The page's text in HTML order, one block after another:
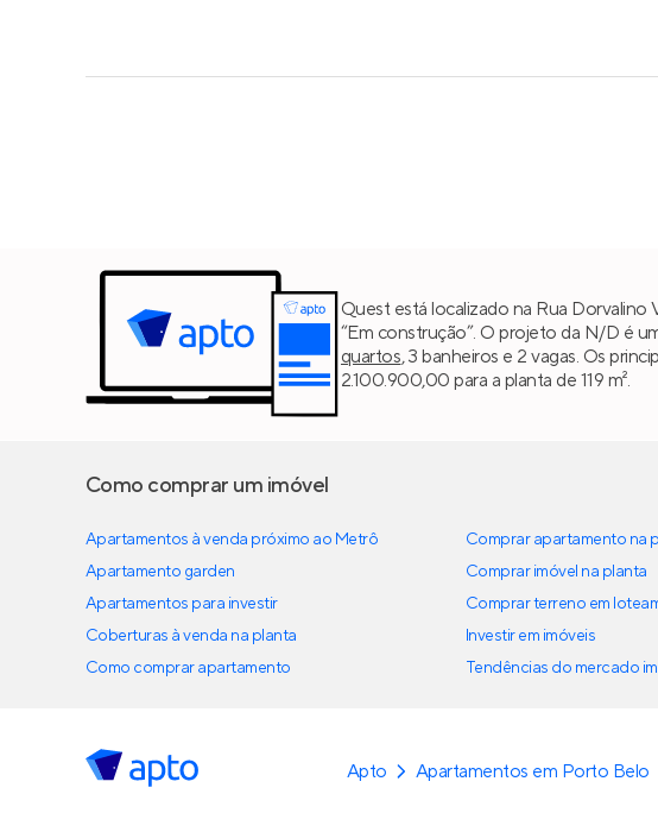
Quest está localizado na Rua Dorvalino
“Em construção”. O projeto da N/D é
quartos, 3 banheiros e 2 vagas. Os
2.100.900,00 para a planta de 119 m².
Como comprar um imóvel
Apartamentos à venda próximo ao Metrô
Apartamento garden
Apartamentos para investir
Coberturas à venda na planta
Como comprar apartamento
Comprar apartamento na
Comprar imóvel na planta
Comprar terreno em
Investir em imóveis
Tendências do mercado
Apto Apartamentos em Porto Belo